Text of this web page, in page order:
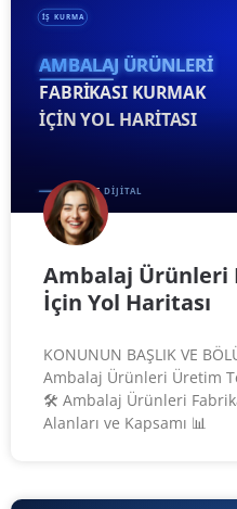
Ambalaj Ürünleri
İçin Yol Haritası
KONUNUN BAŞLIK VE
Ambalaj Ürünleri Üretim
🛠️ Ambalaj Ürünleri
Alanları ve Kapsamı 📊